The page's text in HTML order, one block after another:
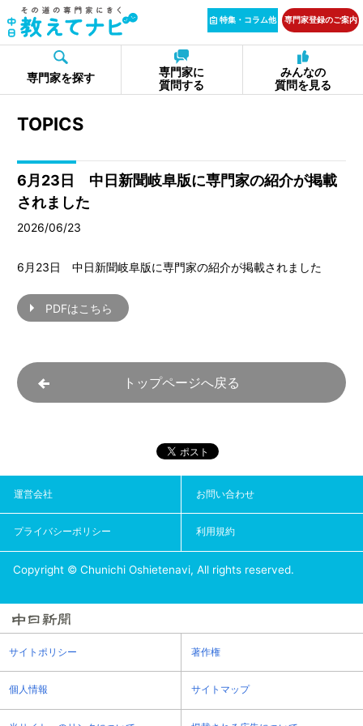
特集・コラム他 専門家登録のご案内
専門家を探す
専門家に
質問する
みんなの
質問を見る
TOPICS
6月23日 中日新聞岐阜版に専門家の紹介が掲載
されました
2026/06/23
6月23日 中日新聞岐阜版に専門家の紹介が掲載されました
PDFはこちら
トップページへ戻る
運営会社 お問い合わせ
プライバシーポリシー 利用規約
Copyright © Chunichi Oshietenavi, All rights reserved.
サイトポリシー 著作権
個人情報 サイトマップ